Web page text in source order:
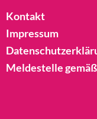
Kontakt
Impressum
Meldestelle